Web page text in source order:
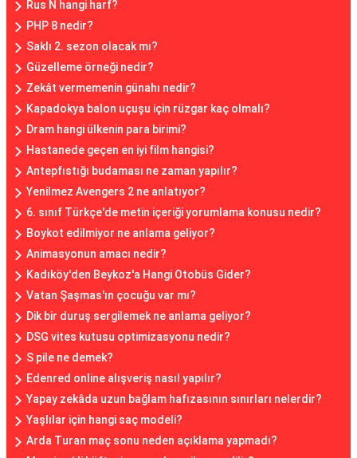
Rus N hangi harf?
PHP 8 nedir?
Saklı 2. sezon olacak mı?
Güzelleme örneği nedir?
Zekât vermemenin günahı nedir?
Kapadokya balon uçuşu için rüzgar kaç olmalı?
Dram hangi ülkenin para birimi?
Hastanede geçen en iyi film hangisi?
Antepfıstığı budaması ne zaman yapılır?
Yenilmez Avengers 2 ne anlatıyor?
6. sınıf Türkçe'de metin içeriği yorumlama konusu nedir?
Boykot edilmiyor ne anlama geliyor?
Animasyonun amacı nedir?
Kadıköy'den Beykoz'a Hangi Otobüs Gider?
Vatan Şaşmas'ın çocuğu var mı?
Dik bir duruş sergilemek ne anlama geliyor?
DSG vites kutusu optimizasyonu nedir?
S pile ne demek?
Edenred online alışveriş nasıl yapılır?
Yapay zekâda uzun bağlam hafızasının sınırları nelerdir?
Yaşlılar için hangi saç modeli?
Arda Turan maç sonu neden açıklama yapmadı?